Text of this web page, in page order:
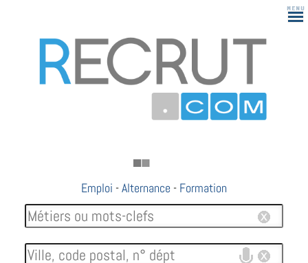
Emploi -Alternance - Formation